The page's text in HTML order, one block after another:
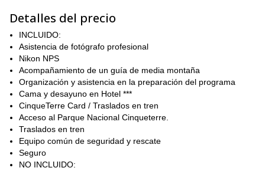
entonces envía un mensaje, y planifiquemos esto juntos. Puedes
encontrar un itinerario detallado y otras especificaciones técnicas
abajo.
Detalles del precio
INCLUIDO:
Asistencia de fotógrafo profesional
Nikon NPS
Acompañamiento de un guía de media montaña
Organización y asistencia en la preparación del programa
Cama y desayuno en Hotel ***
CinqueTerre Card / Traslados en tren
Acceso al Parque Nacional Cinqueterre.
Traslados en tren
Equipo común de seguridad y rescate
Seguro
NO INCLUIDO: